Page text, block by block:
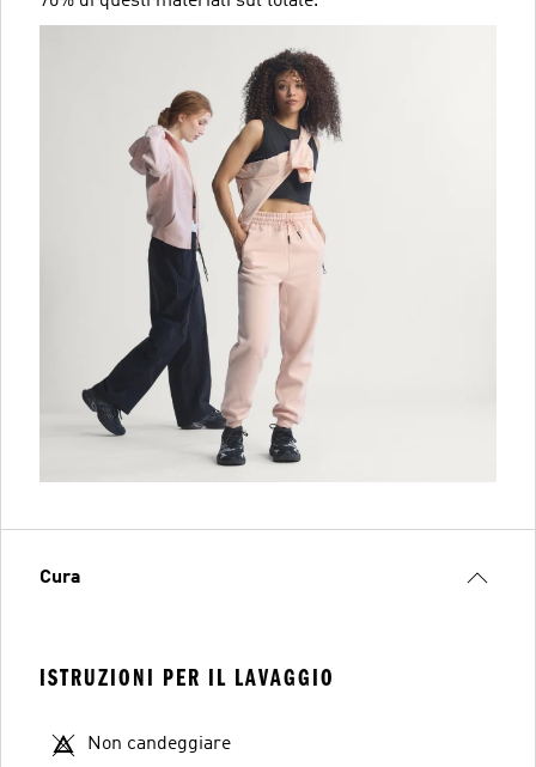
Cura
ISTRUZIONI PER IL LAVAGGIO
Non candeggiare